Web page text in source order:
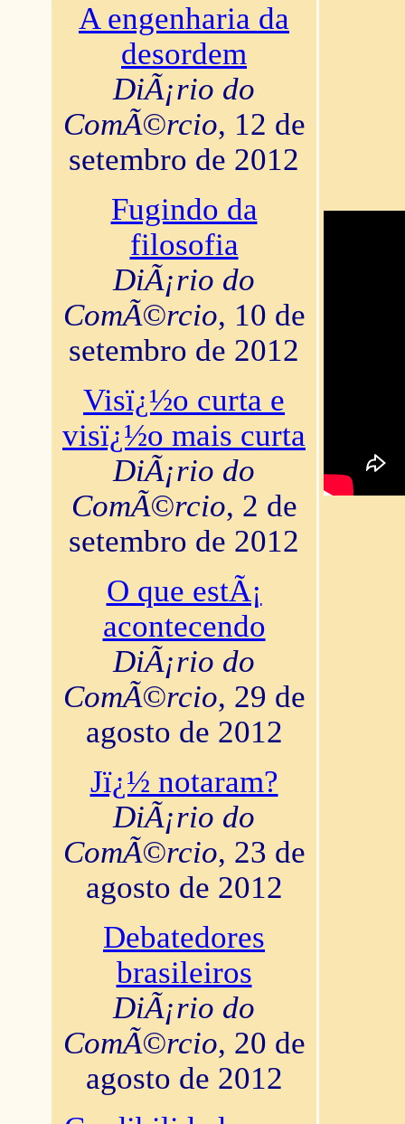
A engenharia da
desordem
DiÃ¡rio do
ComÃ©rcio, 12 de
setembro de 2012
Fugindo da
filosofia
DiÃ¡rio do
ComÃ©rcio, 10 de
setembro de 2012
Visï¿½o curta e
visï¿½o mais curta
DiÃ¡rio do
ComÃ©rcio, 2 de
setembro de 2012
O que estÃ¡
acontecendo
DiÃ¡rio do
ComÃ©rcio, 29 de
agosto de 2012
Jï¿½ notaram?
DiÃ¡rio do
ComÃ©rcio, 23 de
agosto de 2012
Debatedores
brasileiros
DiÃ¡rio do
ComÃ©rcio, 20 de
agosto de 2012